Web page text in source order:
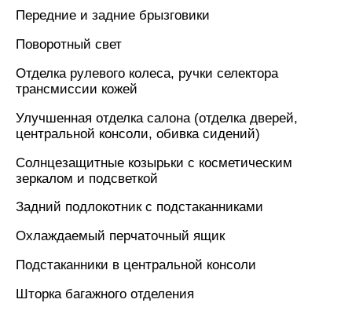
Передние и задние брызговики
Поворотный свет
Отделка рулевого колеса, ручки селектора
трансмиссии кожей
Улучшенная отделка салона (отделка дверей,
центральной консоли, обивка сидений)
Солнцезащитные козырьки с косметическим
зеркалом и подсветкой
Задний подлокотник с подстаканниками
Охлаждаемый перчаточный ящик
Подстаканники в центральной консоли
Шторка багажного отделения